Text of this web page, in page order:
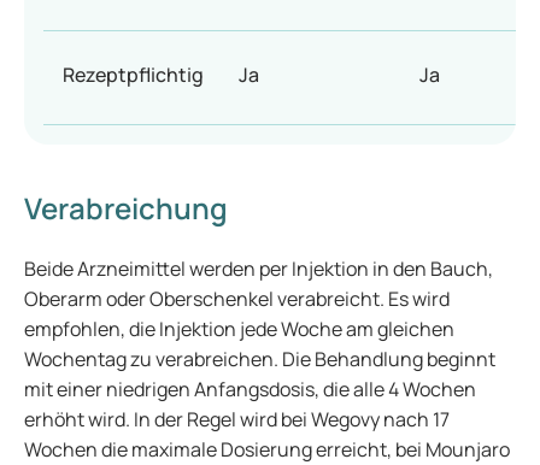
Rezeptpflichtig Ja Ja
Verabreichung
Beide Arzneimittel werden per Injektion in den Bauch,
Oberarm oder Oberschenkel verabreicht. Es wird
empfohlen, die Injektion jede Woche am gleichen
Wochentag zu verabreichen. Die Behandlung beginnt
mit einer niedrigen Anfangsdosis, die alle 4 Wochen
erhöht wird. In der Regel wird bei Wegovy nach 17
Wochen die maximale Dosierung erreicht, bei Mounjaro